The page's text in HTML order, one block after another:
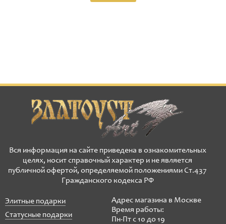
Вся информация на сайте приведена в ознакомительных
целях, носит справочный характер и не является
публичной офертой, определяемой положениями Ст.437
Гражданского кодекса РФ
Элитные подарки
Статусные подарки
Адрес магазина в Москве
Время работы:
Пн-Пт с 10 до 19